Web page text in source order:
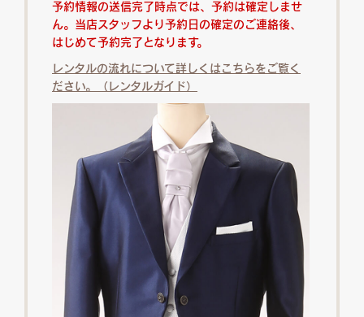
予約情報の送信完了時点では、予約は確定しませ
ん。当店スタッフより予約日の確定のご連絡後、
はじめて予約完了となります。
レンタルの流れについて詳しくはこちらをご覧く
ださい。（レンタルガイド）